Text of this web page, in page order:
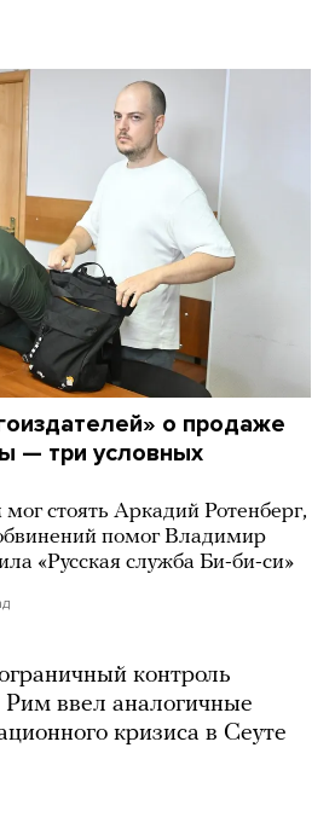
о продаже
— три условных
стоять Аркадий Ротенберг,
помог Владимир
«Русская служба Би-би-си»
контроль
Рим ввел аналогичные
кризиса в Сеуте